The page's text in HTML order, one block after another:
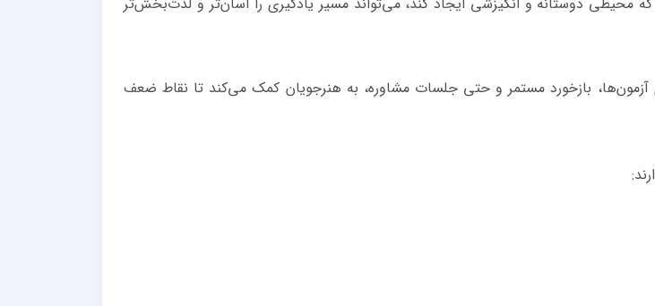
آزمون‌ها، بازخورد مستمر و حتی جلسات مشاوره، به هنرجویان کمک می‌کند تا نقاط ضعف